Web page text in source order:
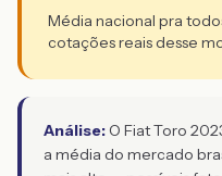
Média nacional pra
cotações reais desse
Análise: O Fiat Toro
a média do mercado